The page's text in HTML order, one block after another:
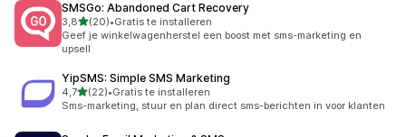
SMSGo: Abandoned Cart Recovery
3,8van 5 sterren
(20)
20 recensies in totaal
•Gratis te installeren
Geef je winkelwagenherstel een boost met sms-marketing en
upsell
YipSMS: Simple SMS Marketing
4,7van 5 sterren
(22)
22 recensies in totaal
•Gratis te installeren
Sms-marketing, stuur en plan direct sms-berichten in voor klanten